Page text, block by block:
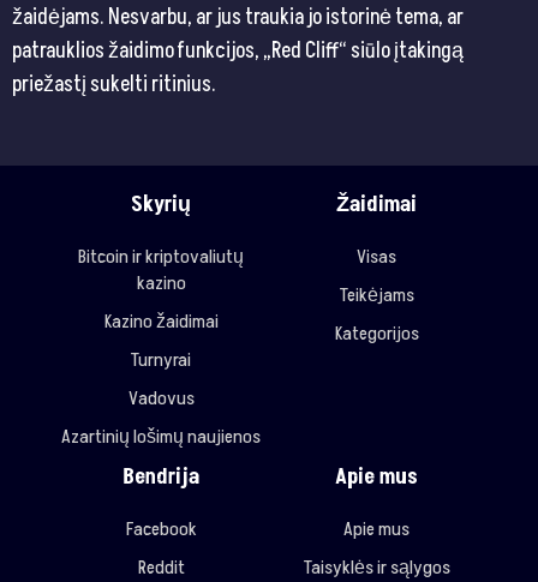
žaidėjams. Nesvarbu, ar jus traukia jo istorinė tema, ar
patrauklios žaidimo funkcijos, „Red Cliff“ siūlo įtakingą
priežastį sukelti ritinius.
Skyrių
Bitcoin ir kriptovaliutų
kazino
Kazino žaidimai
Turnyrai
Vadovus
Azartinių lošimų naujienos
Žaidimai
Visas
Teikėjams
Kategorijos
Bendrija
Facebook
Reddit
Apie mus
Apie mus
Taisyklės ir sąlygos